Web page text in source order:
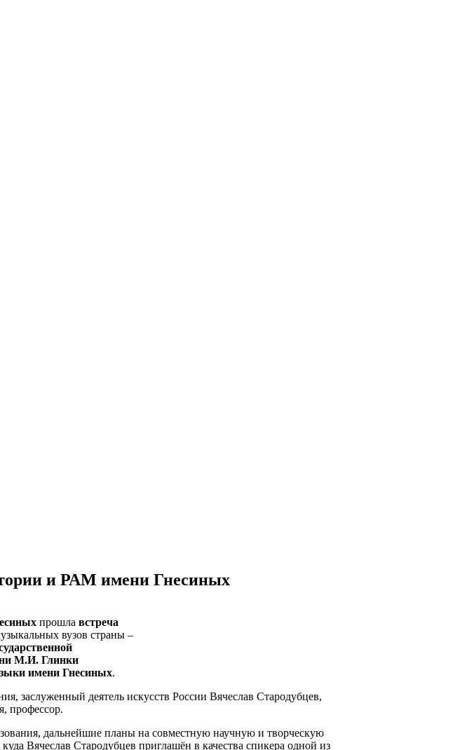
и РАМ имени Гнесиных
прошла встреча
вузов страны –
М.И. Глинки
имени Гнесиных.
заслуженный деятель искусств России Вячеслав Стародубцев,
профессор.
дальнейшие планы на совместную научную и творческую
Вячеслав Стародубцев приглашён в качества спикера одной из